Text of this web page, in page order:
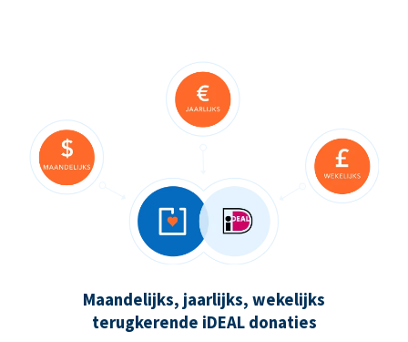
Maandelijks, jaarlijks, wekelijks
terugkerende iDEAL donaties